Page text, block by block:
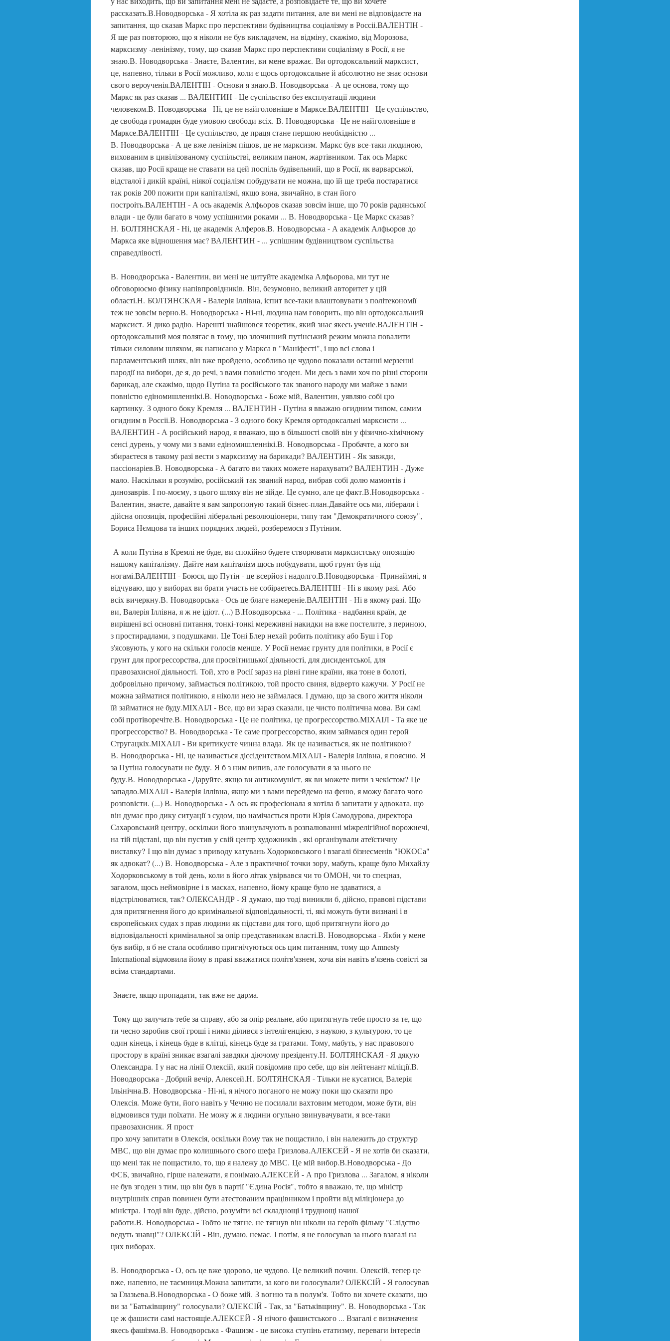
рассказать.В.Новодворська - Я хотіла як раз задати питання, але ви мені не відповідаєте на
запитання, що сказав Маркс про перспективи будівництва соціалізму в Россіі.ВАЛЕНТІН -
Я ще раз повторюю, що я ніколи не був викладачем, на відміну, скажімо, від Морозова,
марксизму -ленінізму, тому, що сказав Маркс про перспективи соціалізму в Росії, я не
знаю.В. Новодворська - Знаєте, Валентин, ви мене вражає. Ви ортодоксальний марксист,
це, напевно, тільки в Росії можливо, коли є щось ортодоксальне й абсолютно не знає основи
свого вероученія.ВАЛЕНТІН - Основи я знаю.В. Новодворська - А це основа, тому що
Маркс як раз сказав ... ВАЛЕНТИН - Це суспільство без експлуатації людини
человеком.В. Новодворська - Ні, це не найголовніше в Марксе.ВАЛЕНТІН - Це суспільство,
де свобода громадян буде умовою свободи всіх. В. Новодворська - Це не найголовніше в
Марксе.ВАЛЕНТІН - Це суспільство, де праця стане першою необхідністю ...
В. Новодворська - А це вже ленінізм пішов, це не марксизм. Маркс був все-таки людиною,
вихованим в цивілізованому суспільстві, великим паном, жартівником. Так ось Маркс
сказав, що Росії краще не ставати на цей поспіль будівельний, що в Росії, як варварської,
відсталої і дикій країні, ніякої соціалізм побудувати не можна, що їй ще треба постаратися
так років 200 пожити при капіталізмі, якщо вона, звичайно, в стан його
построіть.ВАЛЕНТІН - А ось академік Алфьоров сказав зовсім інше, що 70 років радянської
влади - це були багато в чому успішними роками ... В. Новодворська - Це Маркс сказав?
Н. БОЛТЯНСКАЯ - Ні, це академік Алферов.В. Новодворська - А академік Алфьоров до
Маркса яке відношення має? ВАЛЕНТИН - ... успішним будівництвом суспільства
справедлівості.
В. Новодворська - Валентин, ви мені не цитуйте академіка Алфьорова, ми тут не
обговорюємо фізику напівпровідників. Він, безумовно, великий авторитет у цій
області.Н. БОЛТЯНСКАЯ - Валерія Іллівна, іспит все-таки влаштовувати з політекономії
теж не зовсім верно.В. Новодворська - Ні-ні, людина нам говорить, що він ортодоксальний
марксист. Я дико радію. Нарешті знайшовся теоретик, який знає якесь ученіе.ВАЛЕНТІН -
ортодоксальний моя полягає в тому, що злочинний путінський режим можна повалити
тільки силовим шляхом, як написано у Маркса в "Маніфесті", і що всі слова і
парламентський шлях, він вже пройдено, особливо це чудово показали останні мерзенні
пародії на вибори, де я, до речі, з вами повністю згоден. Ми десь з вами хоч по різні сторони
барикад, але скажімо, щодо Путіна та російського так званого народу ми майже з вами
повністю едіномишленнікі.В. Новодворська - Боже мій, Валентин, уявляю собі цю
картинку. З одного боку Кремля ... ВАЛЕНТИН - Путіна я вважаю огидним типом, самим
огидним в Россіі.В. Новодворська - З одного боку Кремля ортодоксальні марксисти ...
ВАЛЕНТИН - А російський народ, я вважаю, що в більшості своїй він у фізично-хімічному
сенсі дурень, у чому ми з вами едіномишленнікі.В. Новодворська - Пробачте, а кого ви
збираєтеся в такому разі вести з марксизму на барикади? ВАЛЕНТИН - Як завжди,
пассіонаріев.В. Новодворська - А багато ви таких можете нарахувати? ВАЛЕНТИН - Дуже
мало. Наскільки я розумію, російський так званий народ, вибрав собі долю мамонтів і
динозаврів. І по-моєму, з цього шляху він не зійде. Це сумно, але це факт.В.Новодворська -
Валентин, знаєте, давайте я вам запропоную такий бізнес-план.Давайте ось ми, ліберали і
дійсна опозиція, професійні ліберальні революціонери, типу там "Демократичного союзу",
Бориса Нємцова та інших порядних людей, розберемося з Путіним.
А коли Путіна в Кремлі не буде, ви спокійно будете створювати марксистську опозицію
нашому капіталізму. Дайте нам капіталізм щось побудувати, щоб грунт був під
ногамі.ВАЛЕНТІН - Боюся, що Путін - це всерйоз і надолго.В.Новодворська - Принаймні, я
відчуваю, що у виборах ви брати участь не собіраетесь.ВАЛЕНТІН - Ні в якому разі. Або
всіх вичеркну.В. Новодворська - Ось це благе намереніе.ВАЛЕНТІН - Ні в якому разі. Що
ви, Валерія Іллівна, я ж не ідіот. (...) В.Новодворська - ... Політика - надбання країн, де
вирішені всі основні питання, тонкі-тонкі мереживні накидки на вже постелите, з периною,
з простирадлами, з подушками. Це Тоні Блер нехай робить політику або Буш і Гор
з'ясовують, у кого на скільки голосів менше. У Росії немає грунту для політики, в Росії є
грунт для прогрессорства, для просвітницької діяльності, для дисидентської, для
правозахисної діяльності. Той, хто в Росії зараз на рівні гине країни, яка тоне в болоті,
добровільно причому, займається політикою, той просто свиня, відверто кажучи. У Росії не
можна займатися політикою, я ніколи нею не займалася. І думаю, що за свого життя ніколи
їй займатися не буду.МІХАІЛ - Все, що ви зараз сказали, це чисто політична мова. Ви самі
собі протіворечіте.В. Новодворська - Це не політика, це прогрессорство.МІХАІЛ - Та яке це
прогрессорство? В. Новодворська - Те саме прогрессорство, яким займався один герой
Стругацкіх.МІХАІЛ - Ви критикуєте чинна влада. Як це називається, як не політикою?
В. Новодворська - Ні, це називається діссідентством.МІХАІЛ - Валерія Іллівна, я поясню. Я
за Путіна голосувати не буду. Я б з ним випив, але голосувати я за нього не
буду.В. Новодворська - Даруйте, якщо ви антикомуніст, як ви можете пити з чекістом? Це
западло.МІХАІЛ - Валерія Іллівна, якщо ми з вами перейдемо на феню, я можу багато чого
розповісти. (...) В. Новодворська - А ось як професіонала я хотіла б запитати у адвоката, що
він думає про дику ситуації з судом, що намічається проти Юрія Самодурова, директора
Сахаровський центру, оскільки його звинувачують в розпалюванні міжрелігійної ворожнечі,
на тій підставі, що він пустив у свій центр художників , які організували атеїстичну
виставку? І що він думає з приводу катувань Ходорковського і взагалі бізнесменів "ЮКОСа"
як адвокат? (...) В. Новодворська - Але з практичної точки зору, мабуть, краще було Михайлу
Ходорковському в той день, коли в його літак увірвався чи то ОМОН, чи то спецназ,
загалом, щось неймовірне і в масках, напевно, йому краще було не здаватися, а
відстрілюватися, так? ОЛЕКСАНДР - Я думаю, що тоді виникли б, дійсно, правові підстави
для притягнення його до кримінальної відповідальності, ті, які можуть бути визнані і в
європейських судах з прав людини як підстави для того, щоб притягнути його до
відповідальності кримінальної за опір представникам власті.В. Новодворська - Якби у мене
був вибір, я б не стала особливо пригнічуються ось цим питанням, тому що Amnesty
International відмовила йому в праві вважатися політв'язнем, хоча він навіть в'язень совісті за
всіма стандартами.
Знаєте, якщо пропадати, так вже не дарма.
Тому що залучать тебе за справу, або за опір реальне, або притягнуть тебе просто за те, що
ти чесно заробив свої гроші і ними ділився з інтелігенцією, з наукою, з культурою, то це
один кінець, і кінець буде в клітці, кінець буде за гратами. Тому, мабуть, у нас правового
простору в країні зникає взагалі завдяки діючому презіденту.Н. БОЛТЯНСКАЯ - Я дякую
Олександра. І у нас на лінії Олексій, який повідомив про себе, що він лейтенант міліції.В.
Новодворська - Добрий вечір, Алексей.Н. БОЛТЯНСКАЯ - Тільки не кусатися, Валерія
Ільінічна.В. Новодворська - Ні-ні, я нічого поганого не можу поки що сказати про
Олексія. Може бути, його навіть у Чечню не посилали вахтовим методом, може бути, він
відмовився туди поїхати. Не можу ж я людини огульно звинувачувати, я все-таки
правозахисник. Я прост
про хочу запитати в Олексія, оскільки йому так не пощастило, і він належить до структур
МВС, що він думає про колишнього свого шефа Гризлова.АЛЕКСЕЙ - Я не хотів би сказати,
що мені так не пощастило, то, що я належу до МВС. Це мій вибор.В.Новодворська - До
ФСБ, звичайно, гірше належати, я понімаю.АЛЕКСЕЙ - А про Гризлова ... Загалом, я ніколи
не був згоден з тим, що він був в партії "Єдина Росія", тобто я вважаю, те, що міністр
внутрішніх справ повинен бути атестованим працівником і пройти від міліціонера до
міністра. І тоді він буде, дійсно, розуміти всі складнощі і труднощі нашої
работи.В. Новодворська - Тобто не тягне, не тягнув він ніколи на героїв фільму "Слідство
ведуть знавці"? ОЛЕКСІЙ - Він, думаю, немає. І потім, я не голосував за нього взагалі на
цих виборах.
В. Новодворська - О, ось це вже здорово, це чудово. Це великий почин. Олексій, тепер це
вже, напевно, не таємниця.Можна запитати, за кого ви голосували? ОЛЕКСІЙ - Я голосував
за Глазьева.В.Новодворська - О боже мій. З вогню та в полум'я. Тобто ви хочете сказати, що
ви за "Батьківщину" голосували? ОЛЕКСІЙ - Так, за "Батьківщину". В. Новодворська - Так
це ж фашисти самі настоящіе.АЛЕКСЕЙ - Я нічого фашистського ... Взагалі є визначення
якесь фашізма.В. Новодворська - Фашизм - це висока ступінь етатизму, переваги інтересів